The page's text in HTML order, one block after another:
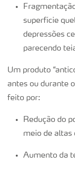
superfície
depressões
parecendo
Um produto
antes ou durante
feito por:
Redução do
meio de altas
Aumento da